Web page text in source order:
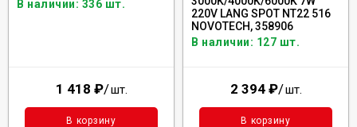
В наличии: 336 шт.
1 418 ₽/шт.
В корзину
220V LANG SPOT NT22 516
NOVOTECH, 358906
В наличии: 127 шт.
2 394 ₽/шт.
В корзину